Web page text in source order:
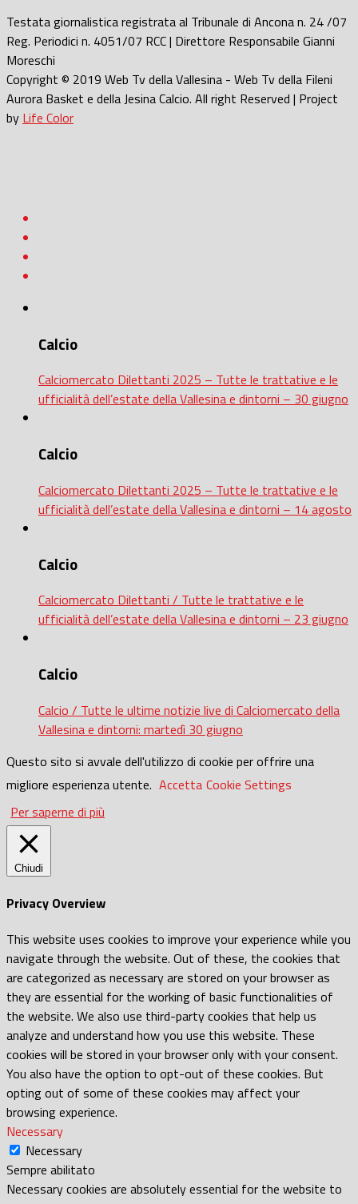
Testata giornalistica registrata al Tribunale di Ancona n. 24 /07
Reg. Periodici n. 4051/07 RCC | Direttore Responsabile Gianni
Moreschi
Copyright © 2019 Web Tv della Vallesina - Web Tv della Fileni
Aurora Basket e della Jesina Calcio. All right Reserved | Project
by Life Color
Calcio
Calciomercato Dilettanti 2025 – Tutte le trattative e le
ufficialità dell’estate della Vallesina e dintorni – 30 giugno
Calcio
Calciomercato Dilettanti 2025 – Tutte le trattative e le
ufficialità dell’estate della Vallesina e dintorni – 14 agosto
Calcio
Calciomercato Dilettanti / Tutte le trattative e le
ufficialità dell’estate della Vallesina e dintorni – 23 giugno
Calcio
Calcio / Tutte le ultime notizie live di Calciomercato della
Vallesina e dintorni: martedì 30 giugno
Questo sito si avvale dell'utilizzo di cookie per offrire una
migliore esperienza utente. Accetta Cookie Settings
Per saperne di più
Chiudi
Privacy Overview
This website uses cookies to improve your experience while you
navigate through the website. Out of these, the cookies that
are categorized as necessary are stored on your browser as
they are essential for the working of basic functionalities of
the website. We also use third-party cookies that help us
analyze and understand how you use this website. These
cookies will be stored in your browser only with your consent.
You also have the option to opt-out of these cookies. But
opting out of some of these cookies may affect your
browsing experience.
Necessary
Necessary
Sempre abilitato
Necessary cookies are absolutely essential for the website to